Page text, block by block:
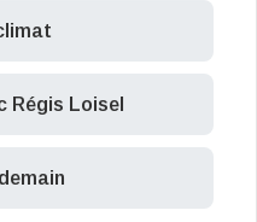
Régis Loisel